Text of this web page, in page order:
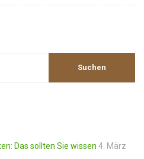
Das sollten Sie wissen 4. März